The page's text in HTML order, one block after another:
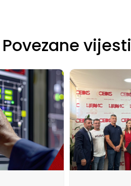
Povezane vijesti